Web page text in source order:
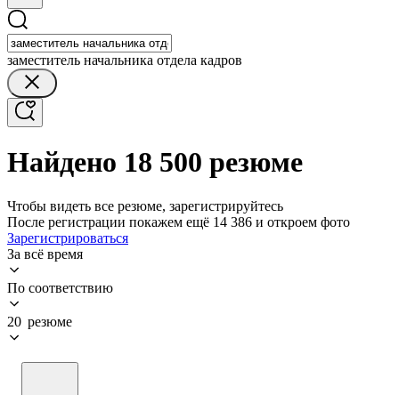
заместитель начальника отдела кадров
Найдено 18 500 резюме
Чтобы видеть все резюме, зарегистрируйтесь
После регистрации покажем ещё 14 386 и откроем фото
Зарегистрироваться
За всё время
По соответствию
20 резюме